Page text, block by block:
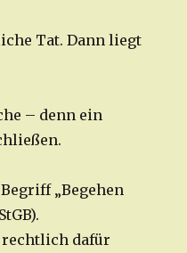
Tat. Dann liegt
– denn ein
„Begehen
rechtlich dafür